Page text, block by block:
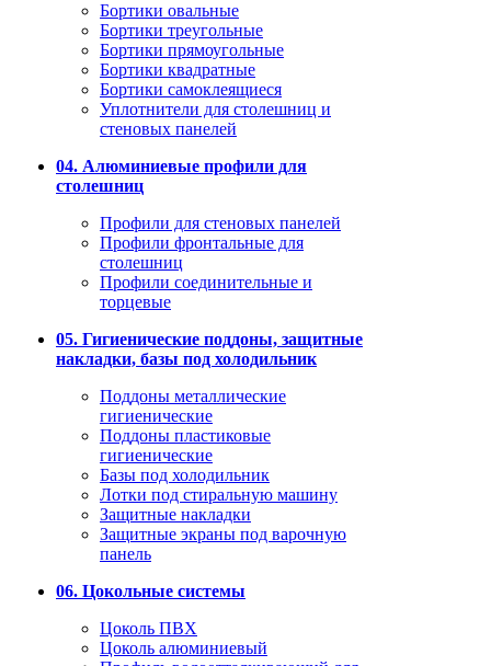
Бортики овальные
Бортики треугольные
Бортики прямоугольные
Бортики квадратные
Бортики самоклеящиеся
Уплотнители для столешниц и
стеновых панелей
04. Алюминиевые профили для
столешниц
Профили для стеновых панелей
Профили фронтальные для
столешниц
Профили соединительные и
торцевые
05. Гигиенические поддоны, защитные
накладки, базы под холодильник
Поддоны металлические
гигиенические
Поддоны пластиковые
гигиенические
Базы под холодильник
Лотки под стиральную машину
Защитные накладки
Защитные экраны под варочную
панель
06. Цокольные системы
Цоколь ПВХ
Цоколь алюминиевый